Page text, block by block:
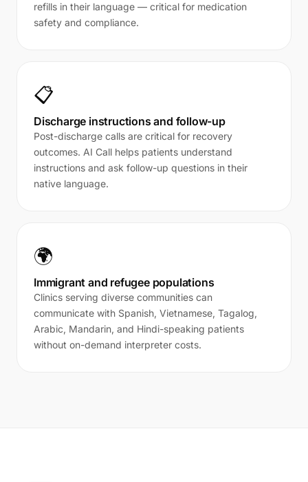
refills in their language — critical for medication
safety and compliance.
📋
Discharge instructions and follow-up
Post-discharge calls are critical for recovery
outcomes. AI Call helps patients understand
instructions and ask follow-up questions in their
native language.
🌍
Immigrant and refugee populations
Clinics serving diverse communities can
communicate with Spanish, Vietnamese, Tagalog,
Arabic, Mandarin, and Hindi-speaking patients
without on-demand interpreter costs.